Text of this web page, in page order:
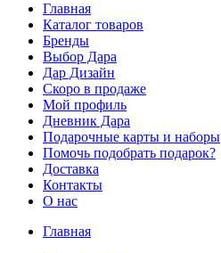
Главная
Каталог товаров
Бренды
Выбор Дара
Дар Дизайн
Скоро в продаже
Мой профиль
Дневник Дара
Подарочные карты и наборы
Помочь подобрать подарок?
Доставка
Контакты
О нас
Главная